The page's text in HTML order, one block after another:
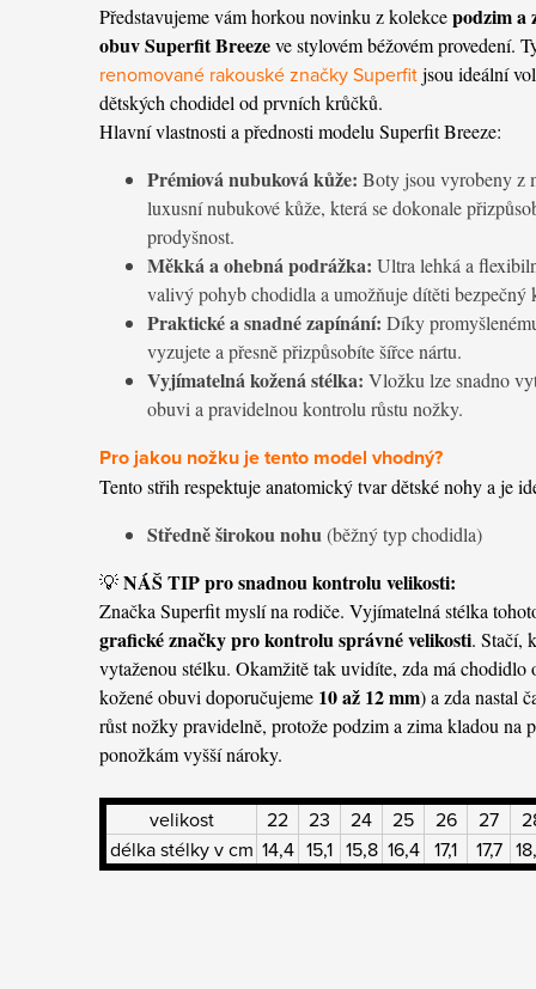
Představujeme vám horkou novinku z kolekcepodzim a
obuv Superfit Breezeve stylovém béžovém provedení.
renomované rakouské značky Superfitjsou ideální
dětských chodidel od prvních krůčků.
Hlavní vlastnosti a přednosti modelu Superfit Breeze:
Prémiová nubuková kůže: Boty jsou vyrobeny z
luxusní nubukové kůže, která se dokonale
prodyšnost.
Měkká a ohebná podrážka: Ultra lehká a
valivý pohyb chodidla a umožňuje dítěti bezpečný
Praktické a snadné zapínání: Díky
vyzujete a přesně přizpůsobíte šířce nártu.
Vyjímatelná kožená stélka: Vložku lze snadno
obuvi a pravidelnou kontrolu růstu nožky.
Pro jakou nožku je tento model vhodný?
Tento střih respektuje anatomický tvar dětské nohy a je
Středně širokou nohu(běžný typ chodidla)
💡NÁŠ TIP pro snadnou kontrolu velikosti:
Značka Superfit myslí na rodiče. Vyjímatelná stélka
grafické značky pro kontrolu správné velikosti. Stačí,
vytaženou stélku. Okamžitě tak uvidíte, zda má
kožené obuvi doporučujeme 10 až 12 mm) a zda nastal
růst nožky pravidelně, protože podzim a zima kladou na
ponožkám vyšší nároky.
velikost 22 23 24 25 26 27
délka stélky v cm 14,4 15,1 15,8 16,4 17,1 17,7